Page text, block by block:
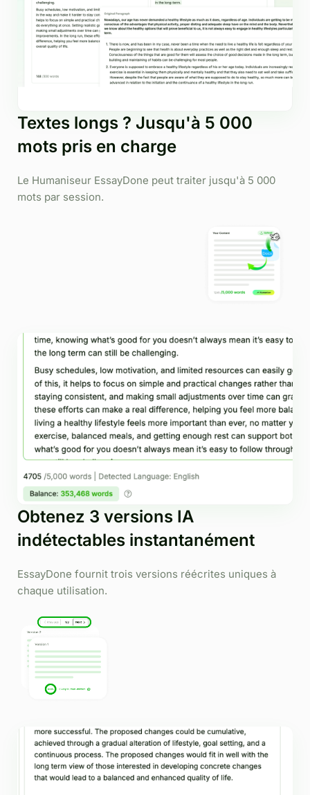
Textes longs ? Jusqu'à 5 000
mots pris en charge
Le Humaniseur EssayDone peut traiter jusqu'à 5 000
mots par session.
Obtenez 3 versions IA
indétectables instantanément
EssayDone fournit trois versions réécrites uniques à
chaque utilisation.